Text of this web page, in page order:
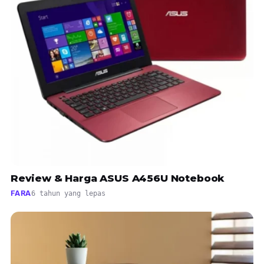
Review & Harga ASUS A456U Notebook
FARA6 tahun yang lepas